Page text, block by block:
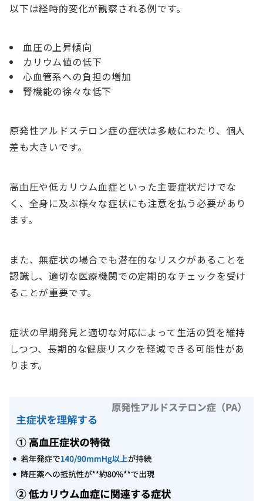
以下は経時的変化が観察される例です。
血圧の上昇傾向
カリウム値の低下
心血管系への負担の増加
腎機能の徐々な低下
原発性アルドステロン症の症状は多岐にわたり、個人
差も大きいです。
高血圧や低カリウム血症といった主要症状だけでな
く、全身に及ぶ様々な症状にも注意を払う必要があり
ます。
また、無症状の場合でも潜在的なリスクがあることを
認識し、適切な医療機関での定期的なチェックを受け
ることが重要です。
症状の早期発見と適切な対応によって生活の質を維持
しつつ、長期的な健康リスクを軽減できる可能性があ
ります。